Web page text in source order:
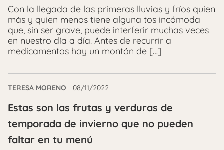
Con la llegada de las primeras lluvias y fríos quien
más y quien menos tiene alguna tos incómoda
que, sin ser grave, puede interferir muchas veces
en nuestro día a día. Antes de recurrir a
medicamentos hay un montón de […]
TERESA MORENO 08/11/2022
Estas son las frutas y verduras de
temporada de invierno que no pueden
faltar en tu menú